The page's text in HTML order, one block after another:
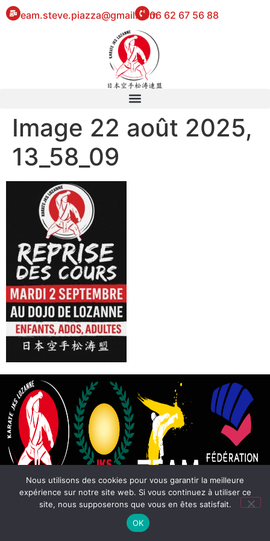
eam.steve.piazza@gmail.com06 62 67 56 88
Image 22 août 2025,
13_58_09
Nous utilisons des cookies pour vous garantir la meilleure
expérience sur notre site web. Si vous continuez à utiliser ce
site, nous supposerons que vous en êtes satisfait.
OK